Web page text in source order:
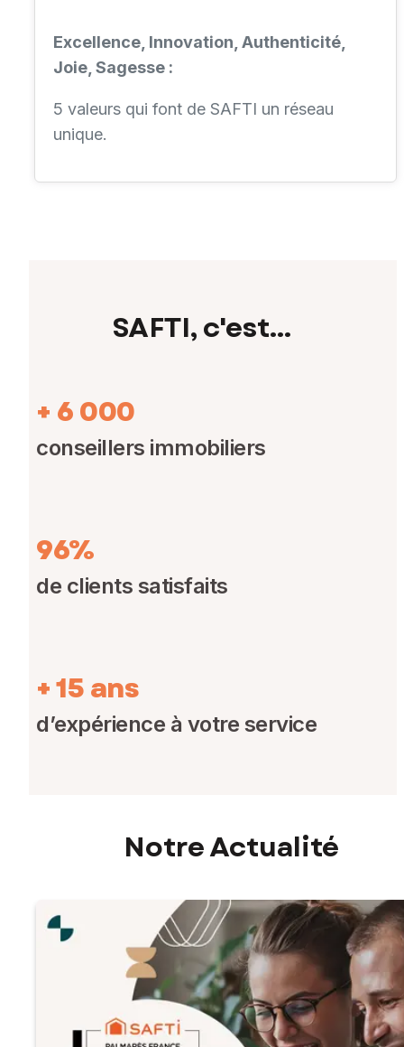
Excellence, Innovation, Authenticité,
Joie, Sagesse :
5 valeurs qui font de SAFTI un réseau
unique.
SAFTI, c'est...
+ 6 000
conseillers immobiliers
96%
de clients satisfaits
+ 15 ans
d’expérience à votre service
Notre Actualité